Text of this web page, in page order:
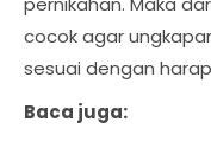
cocok agar
sesuai dengan
Baca juga: